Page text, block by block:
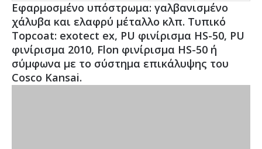
Εφαρμοσμένο υπόστρωμα: γαλβανισμένο
χάλυβα και ελαφρύ μέταλλο κλπ. Τυπικό
Topcoat: exotect ex, PU φινίρισμα HS-50, PU
φινίρισμα 2010, Flon φινίρισμα HS-50 ή
σύμφωνα με το σύστημα επικάλυψης του
Cosco Kansai.